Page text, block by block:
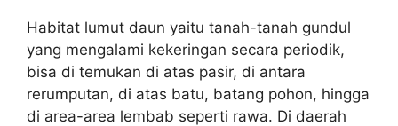
Habitat lumut daun yaitu tanah-tanah gundul
yang mengalami kekeringan secara periodik,
bisa di temukan di atas pasir, di antara
rerumputan, di atas batu, batang pohon, hingga
di area-area lembab seperti rawa. Di daerah